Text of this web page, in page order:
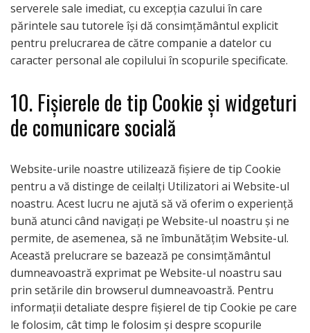
serverele sale imediat, cu excepția cazului în care
părintele sau tutorele își dă consimțământul explicit
pentru prelucrarea de către companie a datelor cu
caracter personal ale copilului în scopurile specificate.
10. Fișierele de tip Cookie și widgeturi
de comunicare socială
Website-urile noastre utilizează fișiere de tip Cookie
pentru a vă distinge de ceilalți Utilizatori ai Website-ul
noastru. Acest lucru ne ajută să vă oferim o experiență
bună atunci când navigați pe Website-ul noastru și ne
permite, de asemenea, să ne îmbunătățim Website-ul.
Această prelucrare se bazează pe consimțământul
dumneavoastră exprimat pe Website-ul noastru sau
prin setările din browserul dumneavoastră. Pentru
informații detaliate despre fișierel de tip Cookie pe care
le folosim, cât timp le folosim și despre scopurile